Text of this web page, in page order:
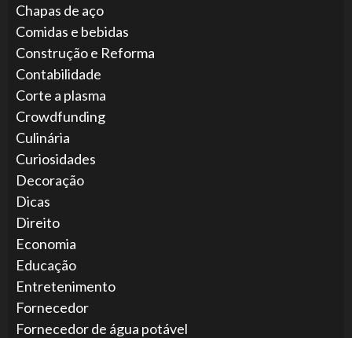
Chapas de aço
Comidas e bebidas
Construção e Reforma
Contabilidade
Corte a plasma
Crowdfunding
Culinária
Curiosidades
Decoração
Dicas
Direito
Economia
Educação
Entretenimento
Fornecedor
Fornecedor de água potável